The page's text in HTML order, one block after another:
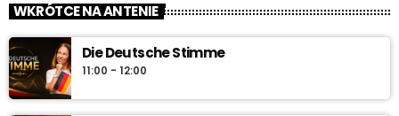
muzyki. Rocznice, premiery, anegdoty i najlepsze brzmienia –
pon.–sob. 7:45 i 12:45, w niedzielę 7:45 + dłuższa wersja po
10:00. Włącz i sprawdź „co dziś gra historia”.
WKRÓTCE NA ANTENIE
Die Deutsche Stimme
11:00 - 12:00